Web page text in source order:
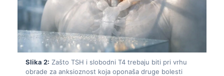
Slika 2: Zašto TSH i slobodni T4 trebaju biti pri vrhu
obrade za anksioznost koja oponaša druge bolesti